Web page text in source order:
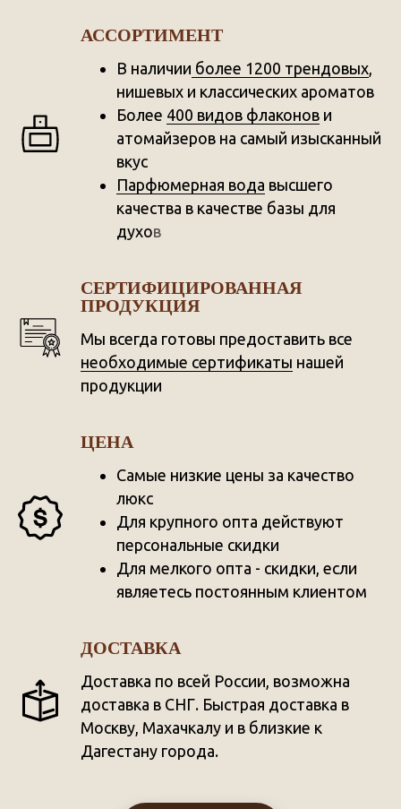
АССОРТИМЕНТ
В наличии более 1200 трендовых,
нишевых и классических ароматов
Более 400 видов флаконов и
атомайзеров на самый изысканный
вкус
Парфюмерная вода высшего
качества в качестве базы для
духов
СЕРТИФИЦИРОВАННАЯ
ПРОДУКЦИЯ
Мы всегда готовы предоставить все
необходимые сертификаты нашей
продукции
ЦЕНА
Самые низкие цены за качество
люкс
Для крупного опта действуют
персональные скидки
Для мелкого опта - скидки, если
являетесь постоянным клиентом
ДОСТАВКА
Доставка по всей России, возможна
доставка в СНГ. Быстрая доставка в
Москву, Махачкалу и в близкие к
Дагестану города.